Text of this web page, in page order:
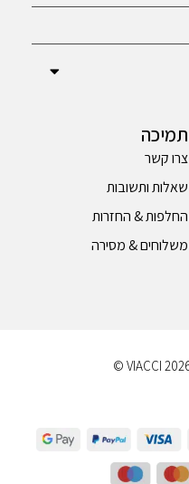
תמיכה
צרו קשר
שאלות ותשובות
החלפות & החזרות
משלוחים & מסירה